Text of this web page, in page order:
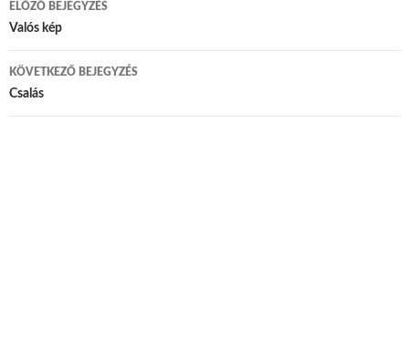
Bejegyzés navigáció
ELŐZŐ BEJEGYZÉS
Valós kép
KÖVETKEZŐ BEJEGYZÉS
Csalás